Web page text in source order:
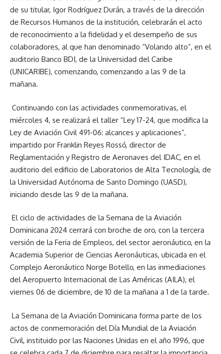
de su titular, Igor Rodríguez Durán, a través de la dirección
de Recursos Humanos de la institución, celebrarán el acto
de reconocimiento a la fidelidad y el desempeño de sus
colaboradores, al que han denominado “Volando alto”, en el
auditorio Banco BDI, de la Universidad del Caribe
(UNICARIBE), comenzando, comenzando a las 9 de la
mañana.
Continuando con las actividades conmemorativas, el
miércoles 4, se realizará el taller “Ley 17-24, que modifica la
Ley de Aviación Civil 491-06: alcances y aplicaciones”,
impartido por Franklin Reyes Rossó, director de
Reglamentación y Registro de Aeronaves del IDAC, en el
auditorio del edificio de Laboratorios de Alta Tecnología, de
la Universidad Autónoma de Santo Domingo (UASD),
iniciando desde las 9 de la mañana.
El ciclo de actividades de la Semana de la Aviación
Dominicana 2024 cerrará con broche de oro, con la tercera
versión de la Feria de Empleos, del sector aeronáutico, en la
Academia Superior de Ciencias Aeronáuticas, ubicada en el
Complejo Aeronáutico Norge Botello, en las inmediaciones
del Aeropuerto Internacional de Las Américas (AILA), el
viernes 06 de diciembre, de 10 de la mañana a 1 de la tarde.
La Semana de la Aviación Dominicana forma parte de los
actos de conmemoración del Día Mundial de la Aviación
Civil, instituido por las Naciones Unidas en el año 1996, que